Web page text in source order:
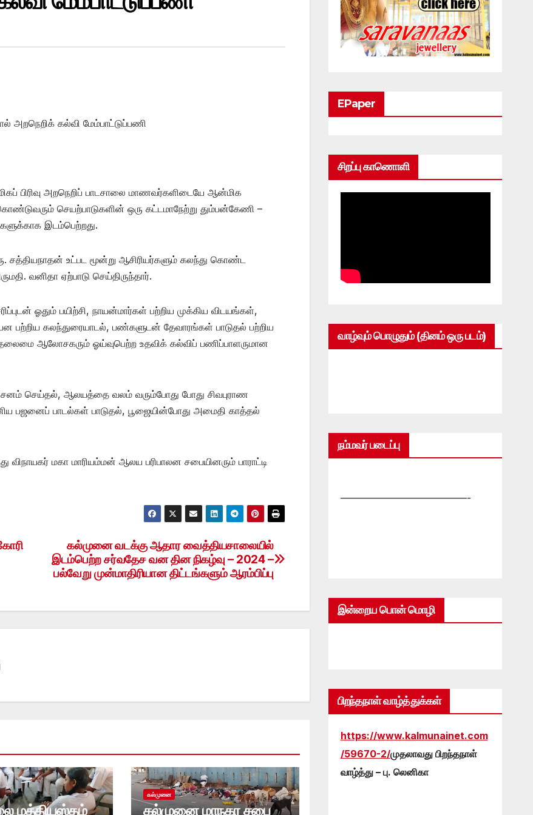
அறநெறிக் கல்வி மேம்பாட்டுப்பணி
பிரிவு அறநெறிப் பாடசாலை மாணவர்களிடையே ஆன்மிக
செயற்பாடுகளின் ஒரு கட்டமாநேற்று தும்பன்கேணி –
இடம்பெற்றது.
சத்தியநாதன் உட்பட மூன்று ஆசிரியர்களும் கலந்து கொண்ட
வனிதா ஏற்பாடு செய்திருந்தார்.
ஓதும் பயிற்சி, நாயன்மார்கள் பற்றிய முக்கிய விடயங்கள்,
பற்றிய கலந்துரையாடல், பண்களுடன் தேவாரங்கள் பாடுதல் பற்றிய
ஆலோசகரும் ஓய்வுபெற்ற உதவிக் கல்விப் பணிப்பாளருமான
செய்தல், ஆலயத்தை வலம் வரும்போது போது சிவபுராண
பஜனைப் பாடல்கள் பாடுதல், பூஜையின்போது அமைதி காத்தல்
மகா மாரியம்மன் ஆலய பரிபாலன சபையினரும் பாராட்டி
கல்முனை வடக்கு ஆதார வைத்தியசாலையில்
இடம்பெற்ற சர்வதேச வன தின நிகழ்வு – 2024 –
பல்வேறு முன்மாதிரியான திட்டங்களும் ஆரம்பிப்பு
மத்தியஸ்தம்
கல்முனை
கல்முனை மாநகர சபை
EPaper
சிறப்பு காணொளி
வாழ்வும் பொழுதும் (தினம் ஒரு படம்)
நம்மவர் படைப்பு
—————————————-
இன்றைய பொன் மொழி
பிறந்தநாள் வாழ்த்துக்கள்
https://www.kalmunainet.com
/59670-2/முதலாவது பிறந்தநாள்
வாழ்த்து – பு. லெனிகா